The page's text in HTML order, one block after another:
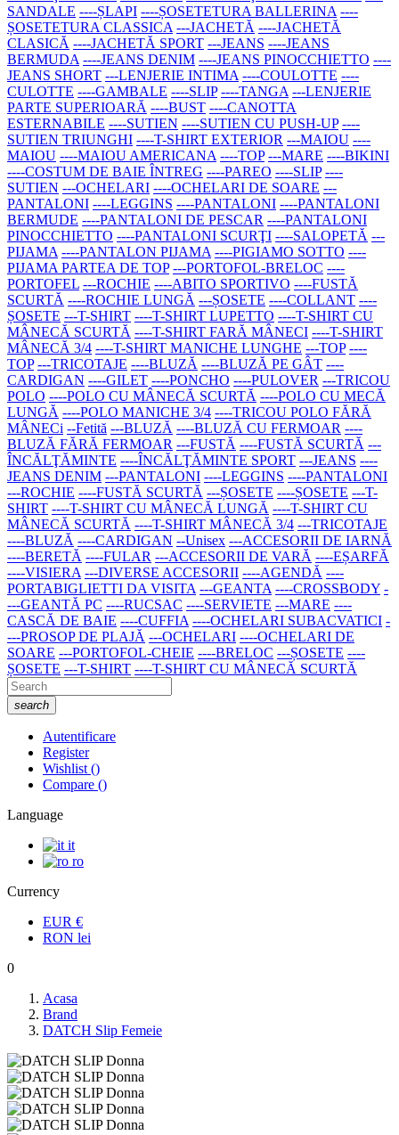
SANDALE ----ȘLAPI ----ȘOSETETURA BALLERINA ----
ȘOSETETURA CLASSICA ---JACHETĂ ----JACHETĂ
CLASICĂ ----JACHETĂ SPORT ---JEANS ----JEANS
BERMUDA ----JEANS DENIM ----JEANS PINOCCHIETTO ----
JEANS SHORT ---LENJERIE INTIMA ----COULOTTE ----
CULOTTE ----GAMBALE ----SLIP ----TANGA ---LENJERIE
PARTE SUPERIOARĂ ----BUST ----CANOTTA
ESTERNABILE ----SUTIEN ----SUTIEN CU PUSH-UP ----
SUTIEN TRIUNGHI ----T-SHIRT EXTERIOR ---MAIOU ----
MAIOU ----MAIOU AMERICANA ----TOP ---MARE ----BIKINI
----COSTUM DE BAIE ÎNTREG ----PAREO ----SLIP ----
SUTIEN ---OCHELARI ----OCHELARI DE SOARE ---
PANTALONI ----LEGGINS ----PANTALONI ----PANTALONI
BERMUDE ----PANTALONI DE PESCAR ----PANTALONI
PINOCCHIETTO ----PANTALONI SCURŢI ----SALOPETĂ ---
PIJAMA ----PANTALON PIJAMA ----PIGIAMO SOTTO ----
PIJAMA PARTEA DE TOP ---PORTOFOL-BRELOC ----
PORTOFEL ---ROCHIE ----ABITO SPORTIVO ----FUSTĂ
SCURTĂ ----ROCHIE LUNGĂ ---ȘOSETE ----COLLANT ----
ȘOSETE ---T-SHIRT ----T-SHIRT LUPETTO ----T-SHIRT CU
MÂNECĂ SCURTĂ ----T-SHIRT FARĂ MÂNECI ----T-SHIRT
MÂNECĂ 3/4 ----T-SHIRT MANICHE LUNGHE ---TOP ----
TOP ---TRICOTAJE ----BLUZĂ ----BLUZĂ PE GÂT ----
CARDIGAN ----GILET ----PONCHO ----PULOVER ---TRICOU
POLO ----POLO CU MÂNECĂ SCURTĂ ----POLO CU MECĂ
LUNGĂ ----POLO MANICHE 3/4 ----TRICOU POLO FĂRĂ
MÂNECi --Fetită ---BLUZĂ ----BLUZĂ CU FERMOAR ----
BLUZĂ FĂRĂ FERMOAR ---FUSTĂ ----FUSTĂ SCURTĂ ---
ÎNCĂLŢĂMINTE ----ÎNCĂLŢĂMINTE SPORT ---JEANS ----
JEANS DENIM ---PANTALONI ----LEGGINS ----PANTALONI
---ROCHIE ----FUSTĂ SCURTĂ ---ȘOSETE ----ȘOSETE ---T-
SHIRT ----T-SHIRT CU MÂNECĂ LUNGĂ ----T-SHIRT CU
MÂNECĂ SCURTĂ ----T-SHIRT MÂNECĂ 3/4 ---TRICOTAJE
----BLUZĂ ----CARDIGAN --Unisex ---ACCESORII DE IARNĂ
----BERETĂ ----FULAR ---ACCESORII DE VARĂ ----EȘARFĂ
----VISIERA ---DIVERSE ACCESORII ----AGENDĂ ----
PORTABIGLIETTI DA VISITA ---GEANTA ----CROSSBODY -
---GEANTĂ PC ----RUCSAC ----SERVIETE ---MARE ----
CASCĂ DE BAIE ----CUFFIA ----OCHELARI SUBACVATICI -
---PROSOP DE PLAJĂ ---OCHELARI ----OCHELARI DE
SOARE ---PORTOFOL-CHEIE ----BRELOC ---ȘOSETE ----
ȘOSETE ---T-SHIRT ----T-SHIRT CU MÂNECĂ SCURTĂ
search
Autentificare
Register
Wishlist ()
Compare ()
Language
it
ro
Currency
EUR €
RON lei
0
Acasa
Brand
DATCH Slip Femeie